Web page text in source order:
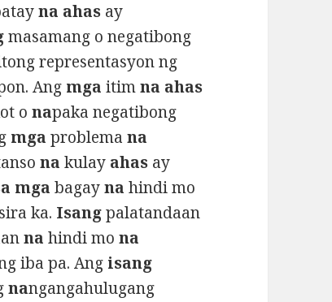
na ahas ay
masamang o negatibong
representasyon ng
Ang mga itimna ahas
onapaka negatibong
mga problemana
na kulay ahas ay
mga bagayna hindi mo
ka. Isangpalatandaan
na hindi mona
iba pa. Ang isang
nangangahulugang